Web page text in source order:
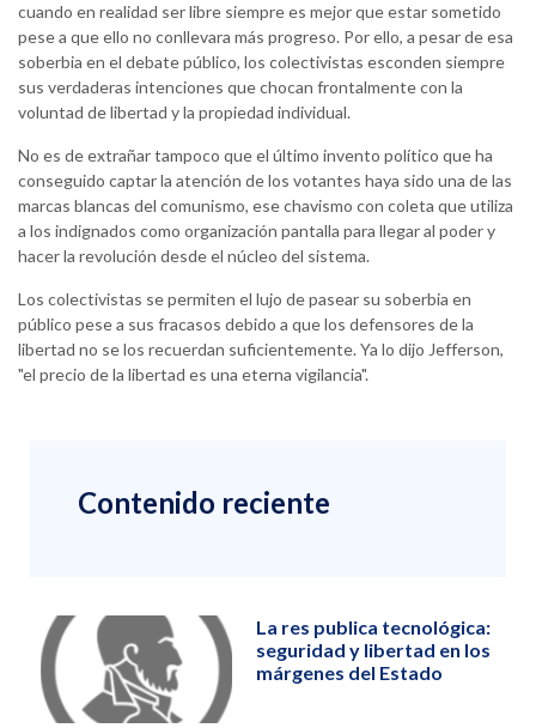
cuando en realidad ser libre siempre es mejor que estar sometido
pese a que ello no conllevara más progreso. Por ello, a pesar de esa
soberbia en el debate público, los colectivistas esconden siempre
sus verdaderas intenciones que chocan frontalmente con la
voluntad de libertad y la propiedad individual.
No es de extrañar tampoco que el último invento político que ha
conseguido captar la atención de los votantes haya sido una de las
marcas blancas del comunismo, ese chavismo con coleta que utiliza
a los indignados como organización pantalla para llegar al poder y
hacer la revolución desde el núcleo del sistema.
Los colectivistas se permiten el lujo de pasear su soberbia en
público pese a sus fracasos debido a que los defensores de la
libertad no se los recuerdan suficientemente. Ya lo dijo Jefferson,
"el precio de la libertad es una eterna vigilancia".
Contenido reciente
La res publica tecnológica:
seguridad y libertad en los
márgenes del Estado